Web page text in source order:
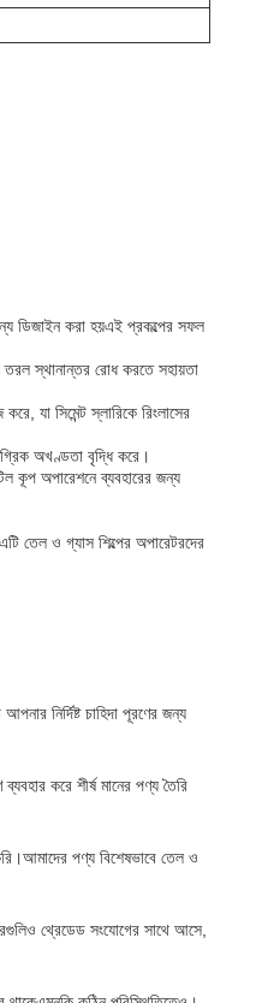
ডিজাইন করা হয়এই প্রকল্পের সফল
তরল স্থানান্তর রোধ করতে সহায়তা
যা সিমেন্ট স্লারিকে রিংলাসের
অখণ্ডতা বৃদ্ধি করে।
কূপ অপারেশনে ব্যবহারের জন্য
তেল ও গ্যাস শিল্পের অপারেটরদের
নির্দিষ্ট চাহিদা পূরণের জন্য
করে শীর্ষ মানের পণ্য তৈরি
পণ্য বিশেষভাবে তেল ও
থ্রেডেড সংযোগের সাথে আসে,